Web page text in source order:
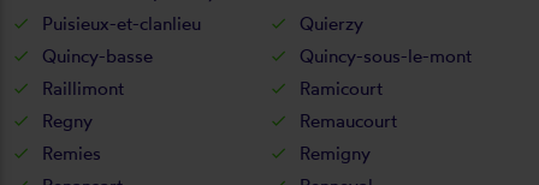
Puisieux-et-clanlieu
Quierzy
Quincy-basse
Quincy-sous-le-mont
Raillimont
Ramicourt
Regny
Remaucourt
Remies
Remigny